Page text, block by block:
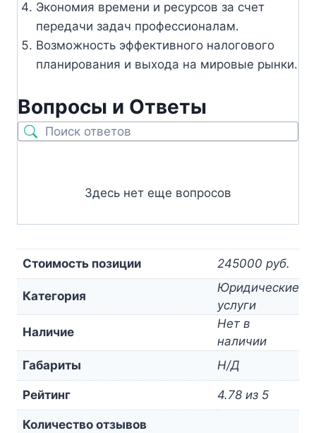
Экономия времени и ресурсов за счет
передачи задач профессионалам.
Возможность эффективного налогового
планирования и выхода на мировые рынки.
Вопросы и Ответы
Здесь нет еще вопросов
Стоимость позиции 245000 руб.
Категория
Юридические
услуги
Наличие
Нет в
наличии
Габариты
Н/Д
Рейтинг 4.78 из 5
Количество отзывов